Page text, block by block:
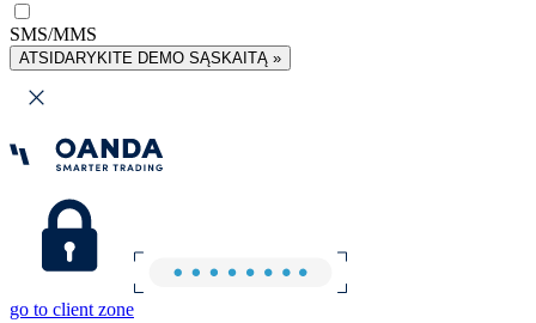
SMS/MMS
ATSIDARYKITE DEMO SĄSKAITĄ »
go to client zone